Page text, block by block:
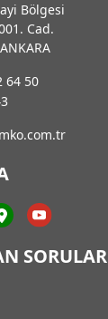
Bölgesi
Cad.
64 50
SORULAR